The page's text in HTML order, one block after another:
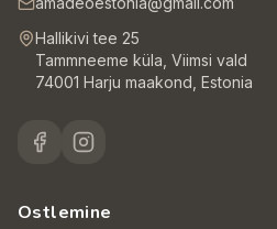
Hallikivi tee 25
Tammneeme küla, Viimsi vald
74001 Harju maakond, Estonia
Ostlemine